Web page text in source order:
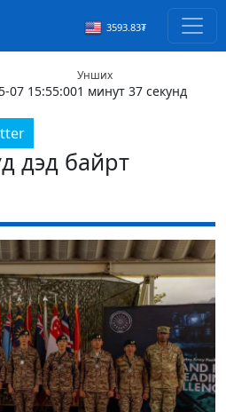
3593.83₮
07 15:55:00
Унших
1 минут 37 секунд
дэд байрт